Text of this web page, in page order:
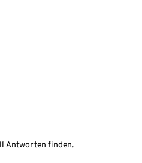
Antworten finden.